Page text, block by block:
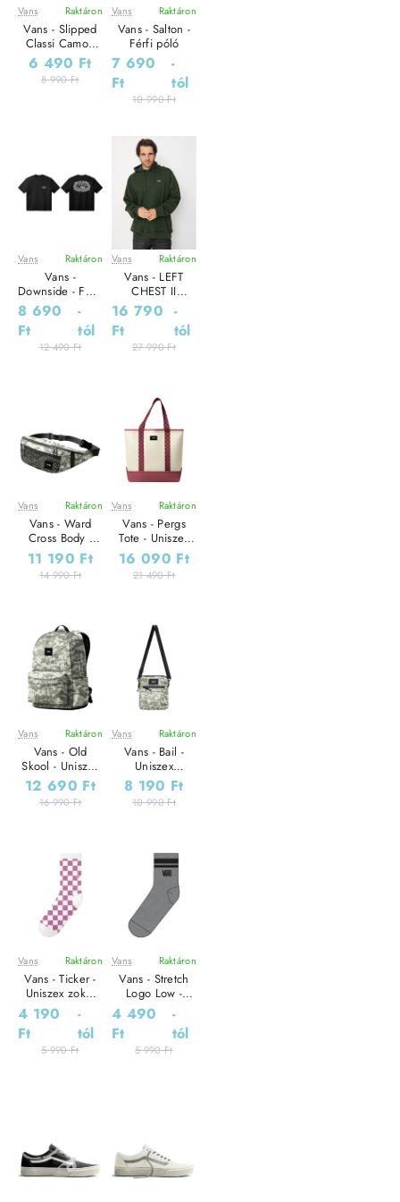
Leárazás
Outlet Ár
Vans Raktáron
Vans - Slipped
Classi Camo -
Férfi pénztárca
6 490 Ft
8 990 Ft
Leárazás
Vans Raktáron
Vans - Salton -
Férfi póló
7 690
Ft
-
tól
10 990 Ft
Leárazás
Vans Raktáron
Vans -
Downside - Férfi
póló
8 690
Ft
-
tól
12 490 Ft
Leárazás
Vans Raktáron
Vans - LEFT
CHEST II
LOOSE CREW -
Férfi melegítő
16 790
Ft
-
tól
27 990 Ft
Leárazás
Vans Raktáron
Vans - Ward
Cross Body -
Uniszex övtáska
11 190 Ft
14 990 Ft
Leárazás
Vans Raktáron
Vans - Pergs
Tote - Uniszex
oldaltáska
16 090 Ft
21 490 Ft
Leárazás
Vans Raktáron
Vans - Old
Skool - Uniszex
hátizsák
12 690 Ft
16 990 Ft
Leárazás
Vans Raktáron
Vans - Bail -
Uniszex
oldaltáska
8 190 Ft
10 990 Ft
Leárazás
Vans Raktáron
Vans - Ticker -
Uniszex zokni
szett
4 190
Ft
-
tól
5 990 Ft
Leárazás
Vans Raktáron
Vans - Stretch
Logo Low -
Uniszex zokni
4 490
Ft
-
tól
5 990 Ft